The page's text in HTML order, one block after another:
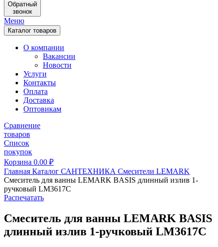
Обратный
звонок
Меню
Каталог товаров
О компании
Вакансии
Новости
Услуги
Контакты
Оплата
Доставка
Оптовикам
Сравнение
товаров
Список
покупок
Корзина 0.00 ₽
Главная Каталог САНТЕХНИКА Смесители LEMARK
Смеситель для ванны LEMARK BASIS длинный излив 1-
ручковый LM3617C
Распечатать
Смеситель для ванны LEMARK BASIS
длинный излив 1-ручковый LM3617C